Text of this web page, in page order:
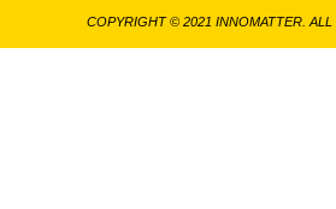
o
o
k
e
r
b
e
COPYRIGHT © 2021 INNOMATTER.